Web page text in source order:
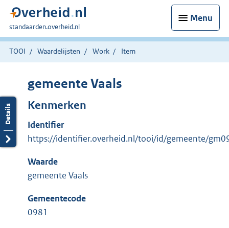
Menu
U
bent
hier:
standaarden.overheid.nl
TOOI Waardelijsten Work Item
gemeente Vaals
Kenmerken
Identifier
https://identifier.overheid.nl/tooi/id/gemeente/
Waarde
gemeente Vaals
Gemeentecode
0981